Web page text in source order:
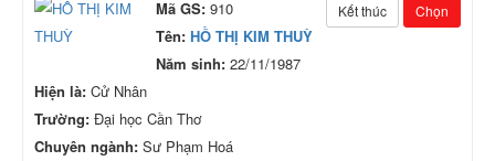
Kết thúc Chọn
Mã GS: 910
Tên: HỒ THỊ KIM THUỲ
Năm sinh: 22/11/1987
Hiện là: Cử Nhân
Trường: Đại học Cần Thơ
Chuyên ngành: Sư Phạm Hoá